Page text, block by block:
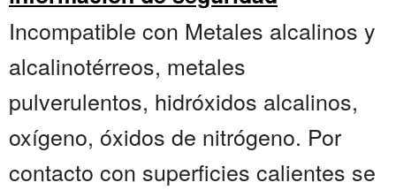
Incompatible con Metales alcalinos y
alcalinotérreos, metales
pulverulentos, hidróxidos alcalinos,
oxígeno, óxidos de nitrógeno. Por
contacto con superficies calientes se